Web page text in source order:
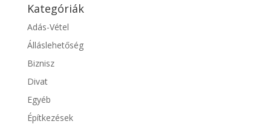
Kategóriák
Adás-Vétel
Álláslehetőség
Biznisz
Divat
Egyéb
Építkezések